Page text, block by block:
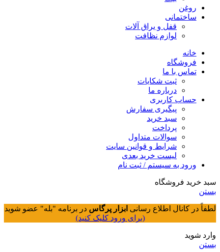
روغن
ساختمانی
قفل و یراق آلات
لوازم نظافت
خانه
فروشگاه
تماس با ما
ثبت شکایات
درباره ما
حساب کاربری
پیگیری سفارش
سبد خرید
پرداخت
سوالات متداول
شرایط و قوانین سایت
لیست خرید بعدی
ورود به سیستم / ثبت نام
سبد خرید فروشگاه
بستن
لطفاً در کانال اطلاع رسانی ابزار پرگاس در برنامه "بله" عضو شوید
(برای ورود کلیک کنید)
وارد شوید
بستن